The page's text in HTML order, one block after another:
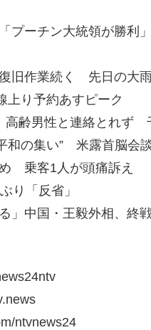
プーチン大統領が勝
旧作業続く 先日の大
り予約あすピーク
齢男性と連絡とれず
和の集い” 米露首脳会
乗客1人が頭痛訴え
り「反省」
」中国・王毅外相、終
ntvnews24